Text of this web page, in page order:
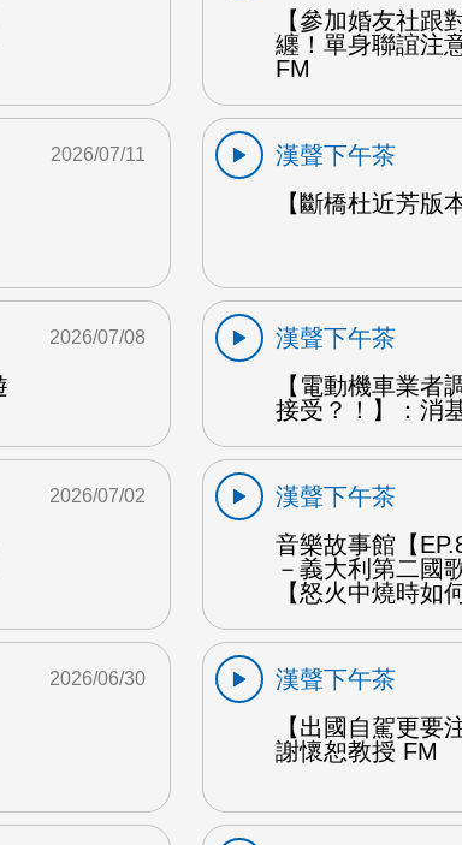
【參加婚友社跟
纏！單身聯誼注
FM
2026/07/11
漢聲下午茶
【斷橋杜近芳版
2026/07/08
漢聲下午茶
【電動機車業者
接受？！】：消
2026/07/02
漢聲下午茶
音樂故事館【
－義大利第二國
【怒火中燒時如
2026/06/30
漢聲下午茶
【出國自駕更要
謝懷恕教授 FM